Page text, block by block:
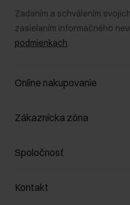
Zadaním a schválením
zasielaním informačného
podmienkach.
Online nakupovanie
Spravovať súbory cookie
Spôsob platby
Vrátenie
Zákaznícka zóna
Zákazníky klub
Pravidlá propagácie
Starostlivosť o kožu
Spoločnosť
O nás
Kontakt